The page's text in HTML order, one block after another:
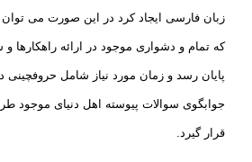
زبان فارسی ایجاد کرد در این صورت می
که تمام و دشواری موجود در ارائه
پایان رسد و زمان مورد نیاز شامل حروفچینی
جوابگوی سوالات پیوسته اهل دنیای موجود
قرار گیرد.